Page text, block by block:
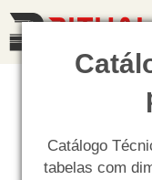
Catálogo
tabelas com